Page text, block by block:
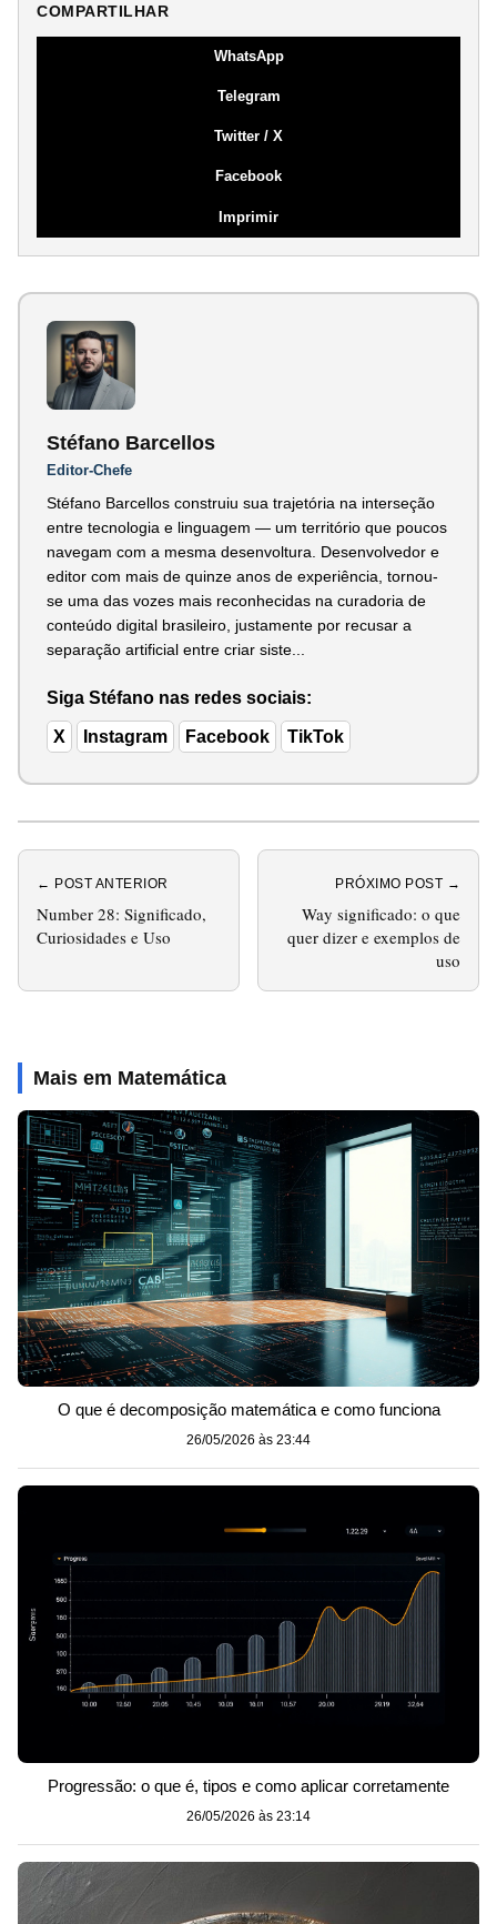
COMPARTILHAR
WhatsApp
Telegram
Twitter / X
Facebook
Imprimir
Stéfano Barcellos
Editor-Chefe
Stéfano Barcellos construiu sua trajetória na interseção
entre tecnologia e linguagem — um território que poucos
navegam com a mesma desenvoltura. Desenvolvedor e
editor com mais de quinze anos de experiência, tornou-
se uma das vozes mais reconhecidas na curadoria de
conteúdo digital brasileiro, justamente por recusar a
separação artificial entre criar siste...
Siga Stéfano nas redes sociais:
X Instagram Facebook TikTok
← POST ANTERIOR
Number 28: Significado,
Curiosidades e Uso
PRÓXIMO POST →
Way significado: o que
quer dizer e exemplos de
uso
Mais em Matemática
O que é decomposição matemática e como funciona
26/05/2026 às 23:44
Progressão: o que é, tipos e como aplicar corretamente
26/05/2026 às 23:14